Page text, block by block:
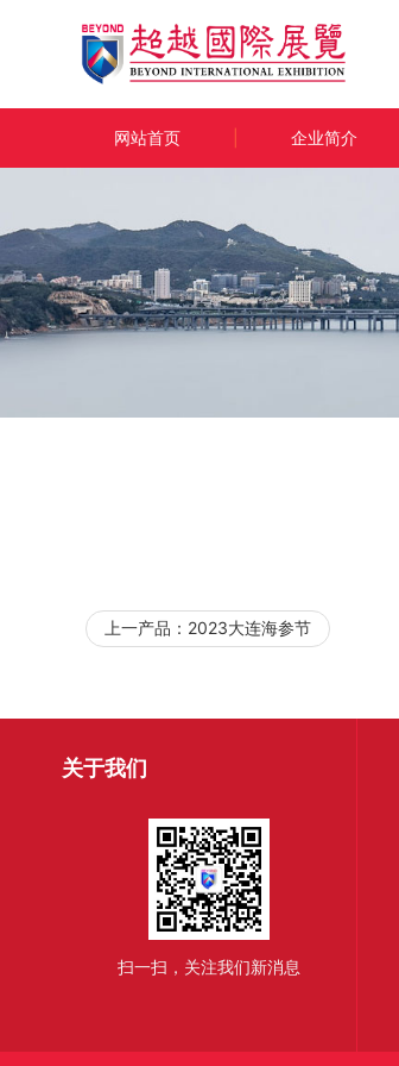
网站首页 企业简介
上一产品： 2023大连海参节
关于我们
扫一扫，关注我们新消息